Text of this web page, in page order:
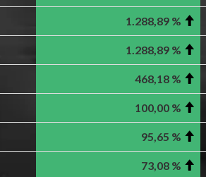
1.288,89 %
1.288,89 %
468,18 %
100,00 %
95,65 %
73,08 %